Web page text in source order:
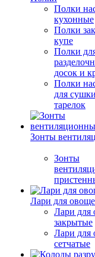
Полки
кухонные
Полки
купе
Полки
досок и
Полки
для сушки
тарелок
Зонты
Зонты
Лари для
Лари для
закрытые
Лари для
сетчатые